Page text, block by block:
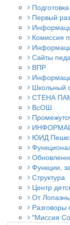
Первый
Комиссия
Сайты
ВПР
Школьный
СТЕНА
ВсОШ
ЮИД
Функции,
Структура
Центр
От
Разговоры
"Миссия